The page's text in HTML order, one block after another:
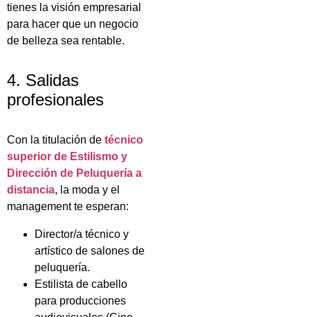
tienes la visión empresarial
para hacer que un negocio
de belleza sea rentable.
4. Salidas
profesionales
Con la titulación de técnico
superior de Estilismo y
Dirección de Peluquería a
distancia, la moda y el
management te esperan:
Director/a técnico y
artístico de salones de
peluquería.
Estilista de cabello
para producciones